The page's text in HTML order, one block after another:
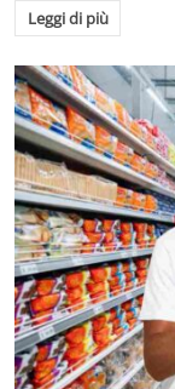
Leggi di più